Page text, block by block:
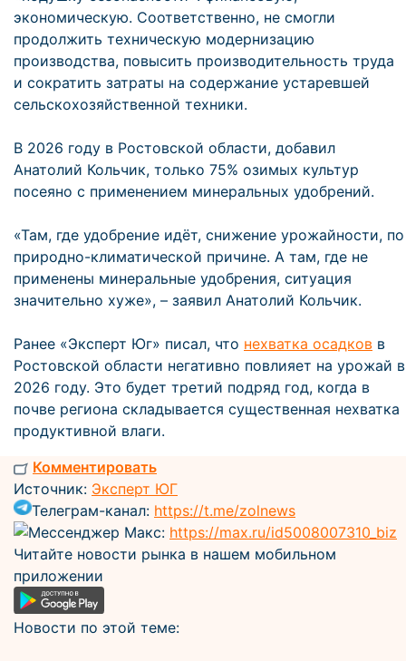
экономическую. Соответственно, не смогли
продолжить техническую модернизацию
производства, повысить производительность труда
и сократить затраты на содержание устаревшей
сельскохозяйственной техники.
В 2026 году в Ростовской области, добавил
Анатолий Кольчик, только 75% озимых культур
посеяно с применением минеральных удобрений.
«Там, где удобрение идёт, снижение урожайности, по
природно-климатической причине. А там, где не
применены минеральные удобрения, ситуация
значительно хуже», – заявил Анатолий Кольчик.
Ранее «Эксперт Юг» писал, что нехватка осадков в
Ростовской области негативно повлияет на урожай в
2026 году. Это будет третий подряд год, когда в
почве региона складывается существенная нехватка
продуктивной влаги.
Комментировать
Источник: Эксперт ЮГ
Телеграм-канал: https://t.me/zolnews
Мессенджер Макс: https://max.ru/id5008007310_biz
Читайте новости рынка в нашем мобильном
приложении
Новости по этой теме: